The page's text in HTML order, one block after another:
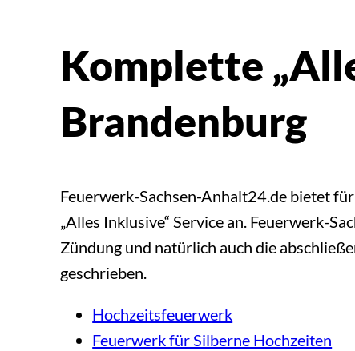
Komplette
Brandenburg
Feuerwerk-Sachsen-Anhalt24.de bietet
„Alles Inklusive“ Service an. Feuerwerk-
Zündung und natürlich auch die
geschrieben.
Hochzeitsfeuerwerk
Feuerwerk für Silberne Hochzeiten